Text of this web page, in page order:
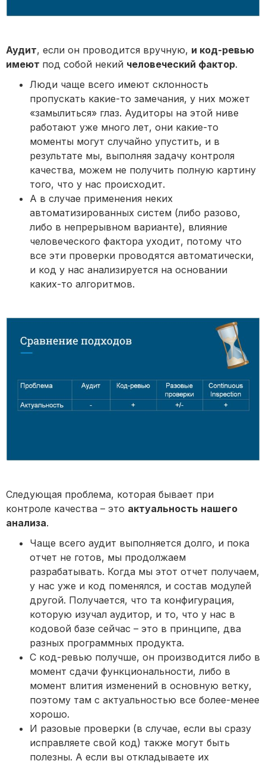
Аудит, если он проводится вручную, и код-ревью
имеют под собой некий человеческий фактор.
Люди чаще всего имеют склонность
пропускать какие-то замечания, у них может
«замылиться» глаз. Аудиторы на этой ниве
работают уже много лет, они какие-то
моменты могут случайно упустить, и в
результате мы, выполняя задачу контроля
качества, можем не получить полную картину
того, что у нас происходит.
А в случае применения неких
автоматизированных систем (либо разово,
либо в непрерывном варианте), влияние
человеческого фактора уходит, потому что
все эти проверки проводятся автоматически,
и код у нас анализируется на основании
каких-то алгоритмов.
Следующая проблема, которая бывает при
контроле качества – это актуальность нашего
анализа.
Чаще всего аудит выполняется долго, и пока
отчет не готов, мы продолжаем
разрабатывать. Когда мы этот отчет получаем,
у нас уже и код поменялся, и состав модулей
другой. Получается, что та конфигурация,
которую изучал аудитор, и то, что у нас в
кодовой базе сейчас – это в принципе, два
разных программных продукта.
С код-ревью получше, он производится либо в
момент сдачи функциональности, либо в
момент влития изменений в основную ветку,
поэтому там с актуальностью все более-менее
хорошо.
И разовые проверки (в случае, если вы сразу
исправляете свой код) также могут быть
полезны. А если вы откладываете их